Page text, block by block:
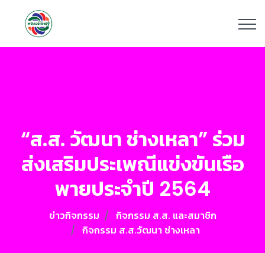
“ส.ส. วัฒนา ช่างเหลา” ร่วม
ส่งเสริมประเพณีแข่งขันเรือ
พายประจำปี 2564
ข่าวกิจกรรม
กิจกรรม ส.ส. และสมาชิก
กิจกรรม ส.ส.วัฒนา ช่างเหลา